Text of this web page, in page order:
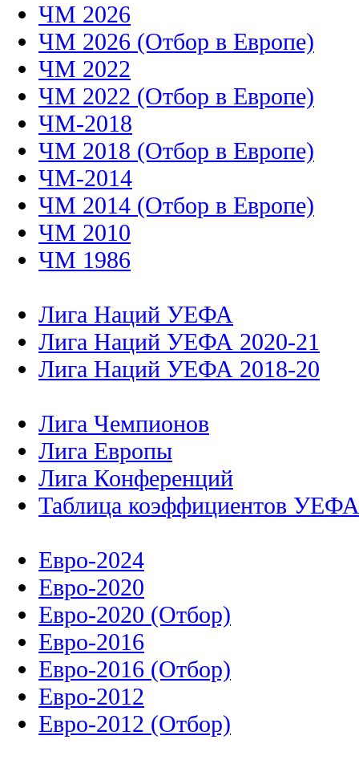
ЧМ 2026
ЧМ 2026 (Отбор в Европе)
ЧМ 2022
ЧМ 2022 (Отбор в Европе)
ЧМ-2018
ЧМ 2018 (Отбор в Европе)
ЧМ-2014
ЧМ 2014 (Отбор в Европе)
ЧМ 2010
ЧМ 1986
Лига Наций УЕФА
Лига Наций УЕФА 2020-21
Лига Наций УЕФА 2018-20
Лига Чемпионов
Лига Европы
Лига Конференций
Таблица коэффициентов УЕФА
Евро-2024
Евро-2020
Евро-2020 (Отбор)
Евро-2016
Евро-2016 (Отбор)
Евро-2012
Евро-2012 (Отбор)